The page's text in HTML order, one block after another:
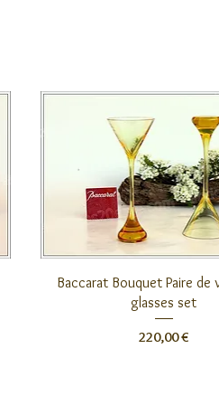
Aperçu rapide
Baccarat Bouquet Paire de
glasses set
Prix
220,00 €